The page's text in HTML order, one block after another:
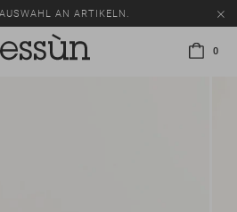
AN ARTIKELN.
0